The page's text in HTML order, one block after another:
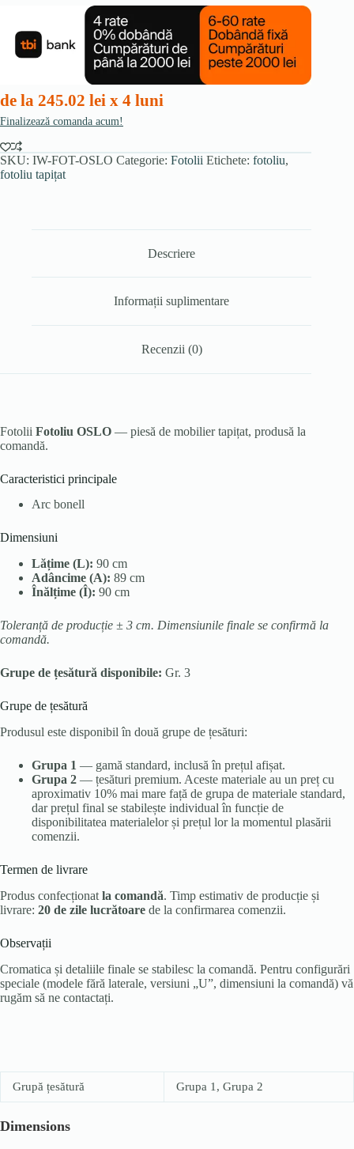
de la 245.02 lei x 4 luni
Finalizează comanda acum!
SKU: IW-FOT-OSLO Categorie: Fotolii Etichete: fotoliu,
fotoliu tapițat
Descriere
Informații suplimentare
Recenzii (0)
Fotolii Fotoliu OSLO — piesă de mobilier tapițat, produsă la
comandă.
Caracteristici principale
Arc bonell
Dimensiuni
Lățime (L): 90 cm
Adâncime (A): 89 cm
Înălțime (Î): 90 cm
Toleranță de producție ± 3 cm. Dimensiunile finale se confirmă la
comandă.
Grupe de țesătură disponibile: Gr. 3
Grupe de țesătură
Produsul este disponibil în două grupe de țesături:
Grupa 1 — gamă standard, inclusă în prețul afișat.
Grupa 2 — țesături premium. Aceste materiale au un preț cu
aproximativ 10% mai mare față de grupa de materiale standard,
dar prețul final se stabilește individual în funcție de
disponibilitatea materialelor și prețul lor la momentul plasării
comenzii.
Termen de livrare
Produs confecționat la comandă. Timp estimativ de producție și
livrare: 20 de zile lucrătoare de la confirmarea comenzii.
Observații
Cromatica și detaliile finale se stabilesc la comandă. Pentru configurări
speciale (modele fără laterale, versiuni „U”, dimensiuni la comandă) vă
rugăm să ne contactați.
Grupă țesătură Grupa 1, Grupa 2
Dimensions